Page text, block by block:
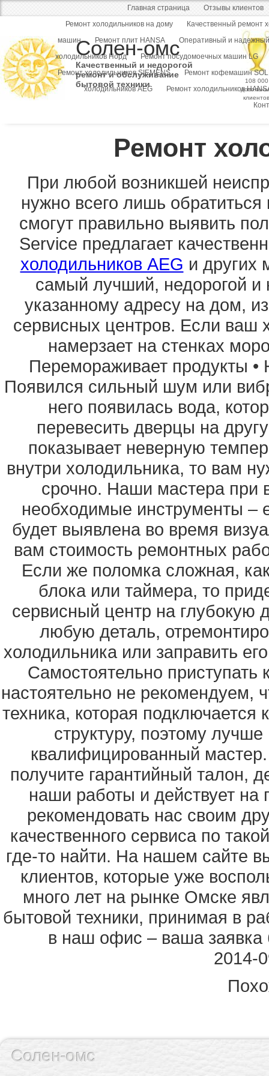
Главная страница
Отзывы клиентов
Ремонт холодильников на дому
Качественный ремонт
машин
Ремонт плит HANSA
Оперативный и
холодильников Норд
Ремонт посудомоечных машин LG
Ремонт холодильников SIEMENS
Ремонт кофемашин
холодильников AEG
Ремонт холодильников
Солен-омс
Качественный и недорогой
ремонт и обслуживание
бытовой техники
108 000
клиентов
Ремонт
При любой возникшей
нужно всего лишь
смогут правильно выявить
Service предлагает
холодильников AEG и других
самый лучший, недорогой и
указанному адресу на дом,
сервисных центров. Если ваш
намерзает на стенках
Перемораживает продукты •
Появился сильный шум или
него появилась вода,
перевесить дверцы на
показывает неверную
внутри холодильника, то вам
срочно. Наши мастера при
необходимые инструменты –
будет выявлена во время
вам стоимость ремонтных
Если же поломка сложная,
блока или таймера, то
сервисный центр на глубокую
любую деталь,
холодильника или заправить
Самостоятельно
настоятельно не рекомендуем,
техника, которая
структуру, поэтому
квалифицированный
получите гарантийный талон,
наши работы и действует
рекомендовать нас своим
качественного сервиса по
где-то найти. На нашем сайте
клиентов, которые уже
много лет на рынке Омске
бытовой техники, принимая в
в наш офис – ваша заявка
2014-
Солен-омс